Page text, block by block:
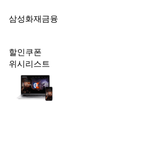
삼성화재금융
할인쿠폰
위시리스트